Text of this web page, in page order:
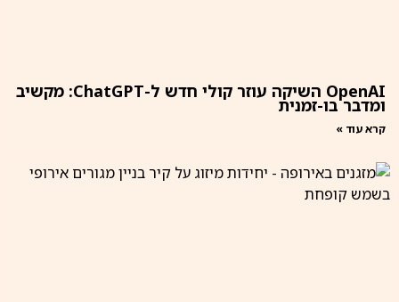
OpenAI השיקה עוזר קולי חדש ל-ChatGPT: מקשיב
ומדבר בו-זמנית
קרא עוד »